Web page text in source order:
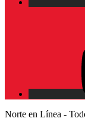
Norte en Línea -